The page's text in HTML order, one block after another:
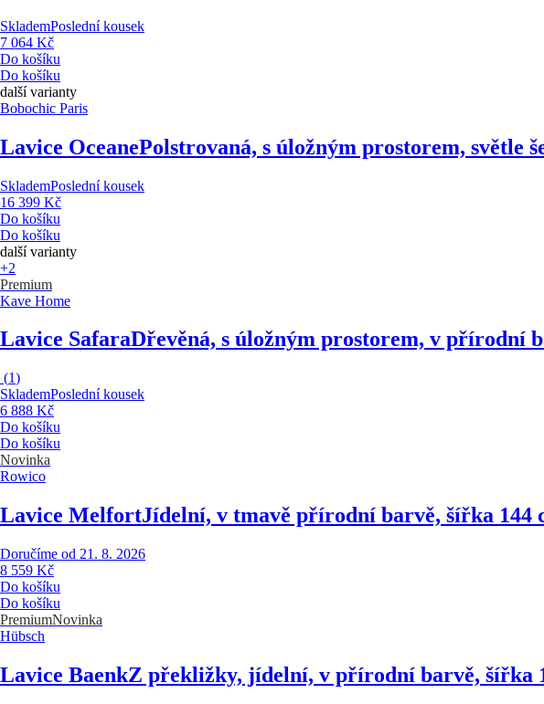
SklademPoslední kousek
7 064 Kč
Do košíku
Do košíku
další varianty
Bobochic Paris
Lavice OceanePolstrovaná, s úložným prostorem, světle
SklademPoslední kousek
16 399 Kč
Do košíku
Do košíku
další varianty
+2
Premium
Kave Home
Lavice SafaraDřevěná, s úložným prostorem, v přírodní
(1)
SklademPoslední kousek
6 888 Kč
Do košíku
Do košíku
Novinka
Rowico
Lavice MelfortJídelní, v tmavě přírodní barvě, šířka 144
Doručíme od 21. 8. 2026
8 559 Kč
Do košíku
Do košíku
PremiumNovinka
Hübsch
Lavice BaenkZ překližky, jídelní, v přírodní barvě, šířka